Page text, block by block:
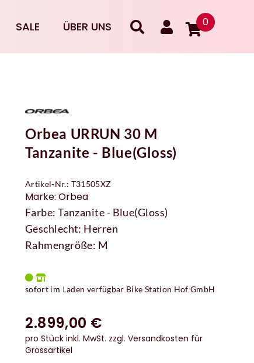
SALE ÜBER UNS 0
Orbea URRUN 30 M
Tanzanite - Blue(Gloss)
Artikel-Nr.: T31505XZ
Marke: Orbea
Farbe: Tanzanite - Blue(Gloss)
Geschlecht: Herren
Rahmengröße: M
sofort im Laden verfügbar Bike Station Hof GmbH
2.899,00 €
pro Stück inkl. MwSt. zzgl. Versandkosten für
Grossartikel